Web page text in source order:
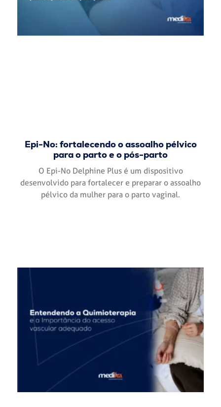
Epi-No: fortalecendo o assoalho pélvico
para o parto e o pós-parto
O Epi-No Delphine Plus é um dispositivo
desenvolvido para fortalecer e preparar o assoalho
pélvico da mulher para o parto vaginal.